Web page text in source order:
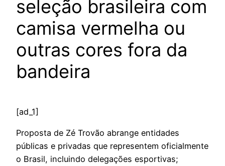
seleção brasileira com
camisa vermelha ou
outras cores fora da
bandeira
[ad_1]
Proposta de Zé Trovão abrange entidades
públicas e privadas que representem oficialmente
o Brasil, incluindo delegações esportivas;